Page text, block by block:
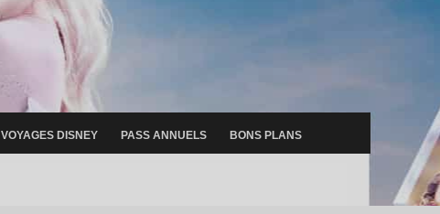
VOYAGES DISNEY PASS ANNUELS BONS PLANS